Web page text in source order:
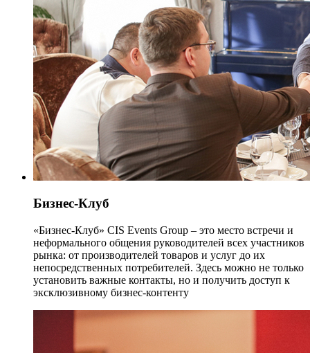
Бизнес-Клуб
«Бизнес-Клуб» CIS Events Group – это место встречи и
неформального общения руководителей всех участников
рынка: от производителей товаров и услуг до их
непосредственных потребителей. Здесь можно не только
установить важные контакты, но и получить доступ к
эксклюзивному бизнес-контенту